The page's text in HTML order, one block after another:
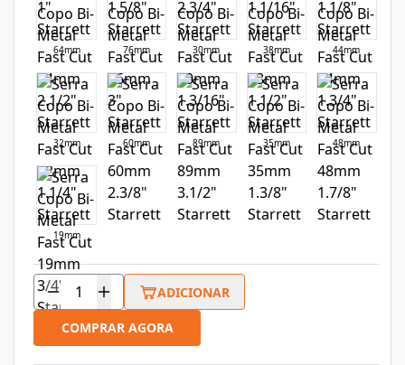
64mm 76mm 30mm 38mm 44mm
32mm 60mm 89mm 35mm 48mm
19mm
ADICIONAR
COMPRAR AGORA